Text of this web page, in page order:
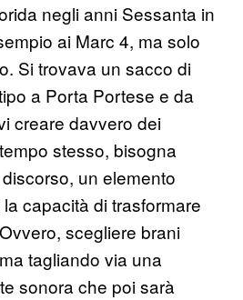
negli anni Sessanta in
ai Marc 4, ma solo
Si trovava un sacco di
a Porta Portese e da
creare davvero dei
stesso, bisogna
un elemento
capacità di trasformare
scegliere brani
tagliando via una
sonora che poi sarà